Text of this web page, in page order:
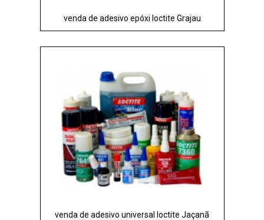
venda de adesivo epóxi loctite Grajau
venda de adesivo universal loctite Jaçanã